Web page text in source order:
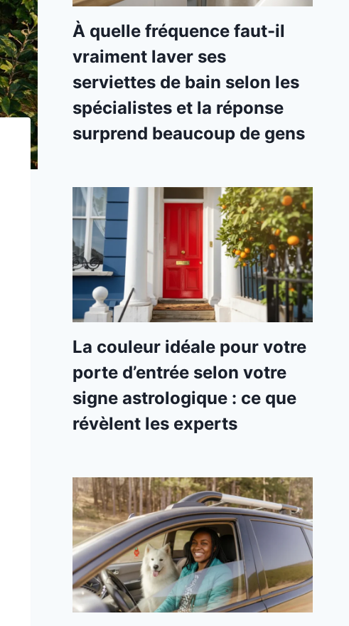
À quelle fréquence faut-il
vraiment laver ses
serviettes de bain selon les
spécialistes et la réponse
surprend beaucoup de gens
La couleur idéale pour votre
porte d’entrée selon votre
signe astrologique : ce que
révèlent les experts